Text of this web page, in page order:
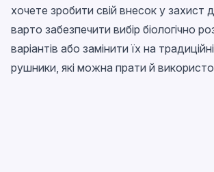
хочете зробити свій внесок у захист
варто забезпечити вибір біологічно
варіантів або замінити їх на
рушники, які можна прати й